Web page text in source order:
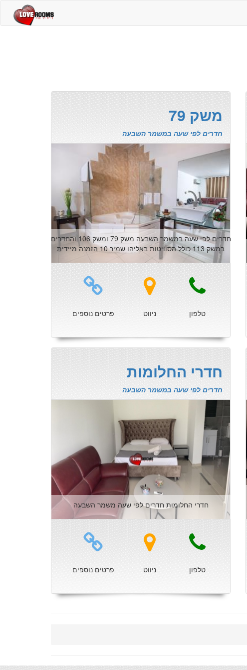
משק 79
חדרים לפי שעה במשמר השבעה
חדרים לפי שעה במשמר השבעה משק 79 ומשק 106 והחדרים
במשק 113 כולל הסוויטות באליהו שמיר 10 הזמנה מיידית
טלפון ניווט פרטים נוספים
חדרי החלומות
חדרים לפי שעה במשמר השבעה
חדרי החלומות חדרים לפי שעה משמר השבעה
טלפון ניווט פרטים נוספים